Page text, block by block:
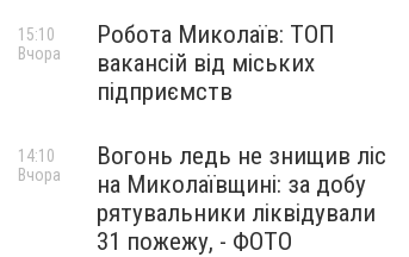
Робота Миколаїв: ТОП
вакансій від міських
підприємств
15:10
Вчора
Вогонь ледь не знищив ліс
на Миколаївщині: за добу
рятувальники ліквідували
31 пожежу, - ФОТО
14:10
Вчора